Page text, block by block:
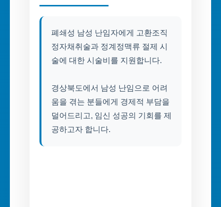
폐쇄성 남성 난임자에게 고환조직
정자채취술과 정계정맥류 절제 시
술에 대한 시술비를 지원합니다.
경상북도에서 남성 난임으로 어려
움을 겪는 분들에게 경제적 부담을
덜어드리고, 임신 성공의 기회를 제
공하고자 합니다.